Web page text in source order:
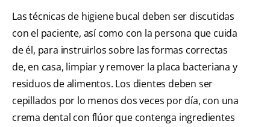
Las técnicas de higiene bucal deben ser discutidas
con el paciente, así como con la persona que cuida
de él, para instruirlos sobre las formas correctas
de, en casa, limpiar y remover la placa bacteriana y
residuos de alimentos. Los dientes deben ser
cepillados por lo menos dos veces por día, con una
crema dental con flúor que contenga ingredientes